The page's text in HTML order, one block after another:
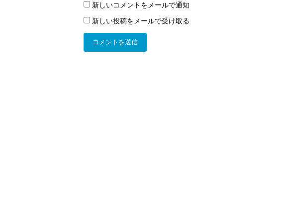
新しいコメントをメールで通知
新しい投稿をメールで受け取る